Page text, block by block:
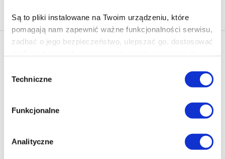
Są to pliki instalowane na Twoim urządzeniu, które
pomagają nam zapewnić ważne funkcjonalności serwisu,
zadbać o jego bezpieczeństwo, ulepszać go, dostosować
Poza plikami, które są nam niezbędne do prawidłowego
i bezpiecznego działania serwisu - są także takie, które
wymagają Twojej zgody.
Każda udzielona zgoda poprawi Twoje doświadczenia
zgody
Techniczne
Funkcjonalne
Analityczne
Newsletter - rabat 10%
marketingowych dotyczących virtualo.pl oraz partnerów biznesowych
Virtualo.
Polityce Prywatności
Wycofanie zgody nie wpływa na zgodność z prawem przetwarzania